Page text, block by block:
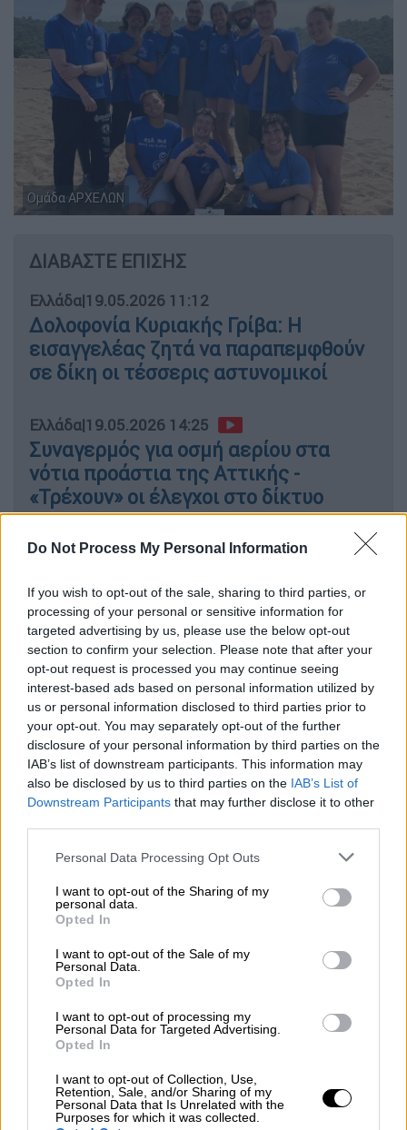
Do Not Process My Personal Information
If you wish to opt-out of the sale, sharing to third parties, or
processing of your personal or sensitive information for
targeted advertising by us, please use the below opt-out
section to confirm your selection. Please note that after your
opt-out request is processed you may continue seeing
interest-based ads based on personal information utilized by
us or personal information disclosed to third parties prior to
your opt-out. You may separately opt-out of the further
disclosure of your personal information by third parties on the
IAB’s list of downstream participants. This information may
also be disclosed by us to third parties on the IAB’s List of
Downstream Participants that may further disclose it to other
Please note that this website/app uses one or more Google
not limited to your visit or usage behaviour. You may click to
grant or deny consent to Google and its third-party tags to
use your data for below specified purposes in below Google
consent section.
Personal Data Processing Opt Outs
I want to opt-out of the Sharing of my
personal data.
Opted In
I want to opt-out of the Sale of my
Personal Data.
Opted In
I want to opt-out of processing my
Personal Data for Targeted Advertising.
Opted In
I want to opt-out of Collection, Use,
Retention, Sale, and/or Sharing of my
Personal Data that Is Unrelated with the
Purposes for which it was collected.
Ομάδα ΑΡΧΕΛΩΝ
ΔΙΑΒΑΣΤΕ ΕΠΙΣΗΣ
Ελλάδα|19.05.2026 11:12
Δολοφονία Κυριακής Γρίβα: Η
εισαγγελέας ζητά να παραπεμφθούν
σε δίκη οι τέσσερις αστυνομικοί
Ελλάδα|19.05.2026 14:25
Συναγερμός για οσμή αερίου στα
νότια προάστια της Αττικής -
«Τρέχουν» οι έλεγχοι στο δίκτυο
Αν βρεθείς σε παραλία ωοτοκίας:
Πώς μπορείς να βοηθήσεις
Καθώς ξεκινά η περίοδος ωοτοκίας, η
συμπεριφορά όλων μας στις παραλίες
μπορεί να κάνει τη διαφορά για την επιβίωση
των θαλάσσιων χελωνών. Αν
δραστηριοποιείσαι, εργάζεσαι ή βρεθείς σε
παραλία ωοτοκίας:
Απομάκρυνε ομπρέλες, ξαπλώστρες και
λοιπό εξοπλισμό μετά τη δύση του
ηλίου.
ορατά από την παραλία και απόφυγε τη
νυχτερινή παραμονή κοντά στις φωλιές.
Μην ανάβεις φωτιές στην παραλία τη
νύχτα.
Μην ξεσκάβεις φωλιές και μην αγγίζεις
αυγά ή χελωνάκια.
Μη μετακινείς τη σήμανση, τους
διαδρόμους εκκόλαψης.
Απόφυγε τη χρήση τροχοφόρων στην